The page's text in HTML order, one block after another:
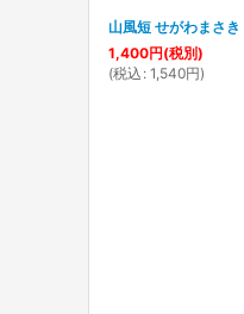
山風短 せがわまさき
1,400円(税別)
(税込 : 1,540円)